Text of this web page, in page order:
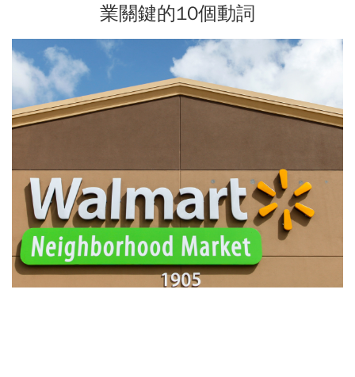
業關鍵的10個動詞